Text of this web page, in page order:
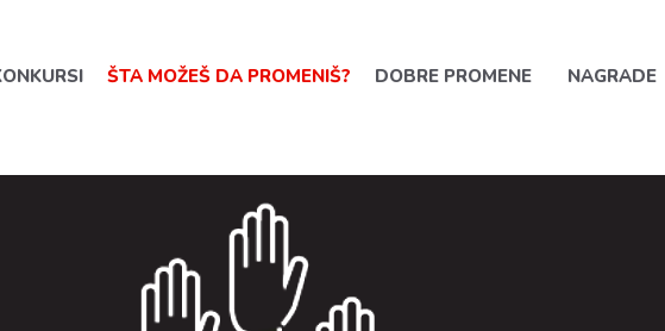
ŠTA MOŽEŠ DA PROMENIŠ? DOBRE PROMENE NAGRADE